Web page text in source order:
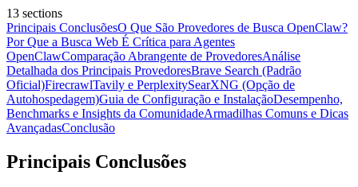
13 sections
Principais ConclusõesO Que São Provedores de Busca OpenClaw?
Por Que a Busca Web É Crítica para Agentes
OpenClawComparação Abrangente de ProvedoresAnálise
Detalhada dos Principais ProvedoresBrave Search (Padrão
Oficial)FirecrawlTavily e PerplexitySearXNG (Opção de
Autohospedagem)Guia de Configuração e InstalaçãoDesempenho,
Benchmarks e Insights da ComunidadeArmadilhas Comuns e Dicas
AvançadasConclusão
Principais Conclusões